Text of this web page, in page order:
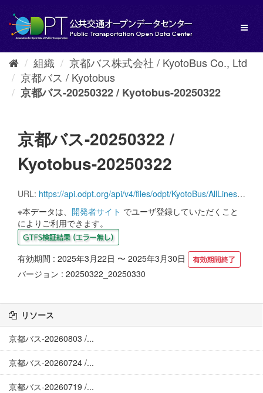
し
組織
京都バス株式会社 / KyotoBus Co., Ltd
京都バス / Kyotobus
京都バス-20250322 / Kyotobus-20250322
京都バス-20250322 /
Kyotobus-20250322
URL: https://api.odpt.org/api/v4/files/odpt/KyotoBus/AllLinesAnotherversion.zip?date=20250322&acl:consumerKey=[アクセストークン/YOUR_ACCESS_TOKEN]
※本データは、 開発者サイト でユーザ登録していただくこと
によりご利用できます。
有効期間 : 2025年3月22日 〜 2025年3月30日
バージョン : 20250322_20250330
リソース
京都バス-20260803 /...
京都バス-20260724 /...
京都バス-20260719 /...